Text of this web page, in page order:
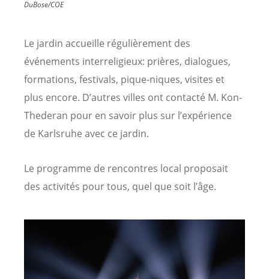
DuBose/COE
Le jardin accueille régulièrement des
événements interreligieux: prières, dialogues,
formations, festivals, pique-niques, visites et
plus encore. D’autres villes ont contacté M. Kon-
Thederan pour en savoir plus sur l’expérience
de Karlsruhe avec ce jardin.
Le programme de rencontres local proposait
des activités pour tous, quel que soit l’âge.